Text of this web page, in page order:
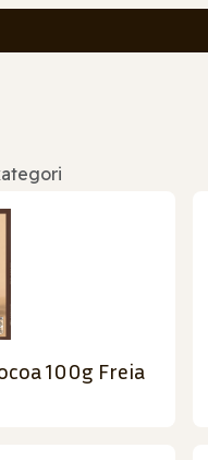
100g Freia